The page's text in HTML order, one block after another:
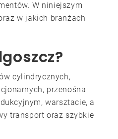
W niniejszym
w jakich branżach
cylindrycznych,
przenośna
warsztacie, a
transport oraz szybkie